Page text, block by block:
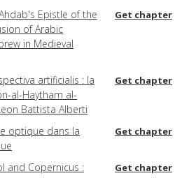
Epistle of the
of Arabic
in Medieval
Get chapter
artificialis : la
al-Haytham al-
Battista Alberti
Get chapter
optique dans la
Get chapter
and Copernicus :
Get chapter